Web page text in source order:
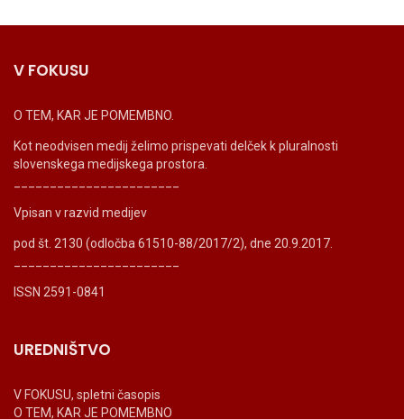
V FOKUSU
O TEM, KAR JE POMEMBNO.
Kot neodvisen medij želimo prispevati delček k pluralnosti
slovenskega medijskega prostora.
Vpisan v razvid medijev
pod št. 2130 (odločba 61510-88/2017/2), dne 20.9.2017.
ISSN 2591-0841
UREDNIŠTVO
V FOKUSU, spletni časopis
O TEM, KAR JE POMEMBNO